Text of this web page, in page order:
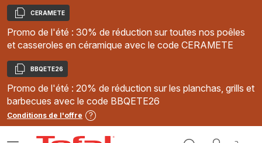
Copier
CERAMETE
Promo de l'été : 30% de réduction sur toutes nos poêles
et casseroles en céramique avec le code CERAMETE
Copier
BBQETE26
Promo de l'été : 20% de réduction sur les planchas, grills et
barbecues avec le code BBQETE26
Conditions de l'offre